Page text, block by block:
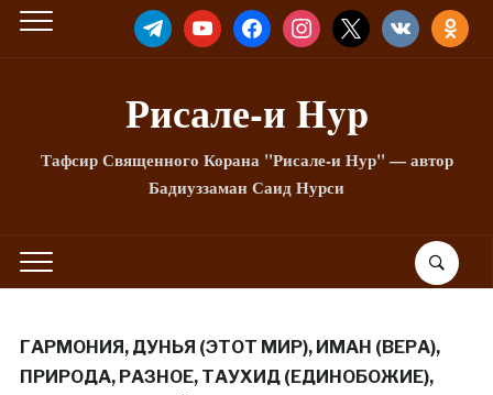
TELEGRAMYOUTUBEFACEBOOKINSTAGRAM
X VKONTAKTE
Рисале-и Hyp
Тафсир Священного Корана "Рисале-и Нур" — автор
Бадиуззаман Саид Нурси
ГАРМОНИЯ, ДУНЬЯ (ЭТОТ МИР), ИМАН (ВЕРА),
ПРИРОДА, РАЗНОЕ, ТАУХИД (ЕДИНОБОЖИЕ),